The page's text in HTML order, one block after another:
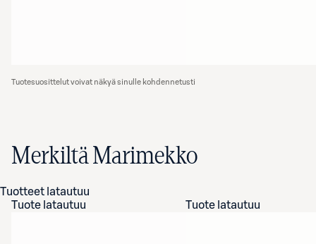
Tuotesuosittelut voivat näkyä sinulle kohdennetusti
Merkiltä Marimekko
Tuotteet latautuu
Tuote latautuu
Tuote latautuu